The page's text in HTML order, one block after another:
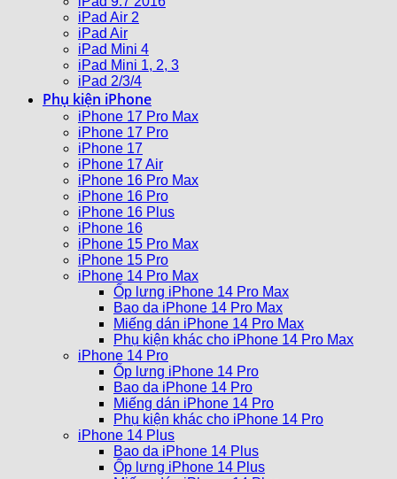
iPad Air 2
iPad Air
iPad Mini 4
iPad Mini 1, 2, 3
iPad 2/3/4
Phụ kiện iPhone
iPhone 17 Pro Max
iPhone 17 Pro
iPhone 17
iPhone 17 Air
iPhone 16 Pro Max
iPhone 16 Pro
iPhone 16 Plus
iPhone 16
iPhone 15 Pro Max
iPhone 15 Pro
iPhone 14 Pro Max
Ốp lưng iPhone 14 Pro Max
Bao da iPhone 14 Pro Max
Miếng dán iPhone 14 Pro Max
Phụ kiện khác cho iPhone 14 Pro Max
iPhone 14 Pro
Ốp lưng iPhone 14 Pro
Bao da iPhone 14 Pro
Miếng dán iPhone 14 Pro
Phụ kiện khác cho iPhone 14 Pro
iPhone 14 Plus
Bao da iPhone 14 Plus
Ốp lưng iPhone 14 Plus